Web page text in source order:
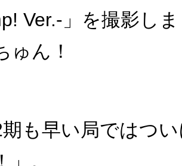
Ver.-」を撮影し
ゅん！
も早い局ではつ
。